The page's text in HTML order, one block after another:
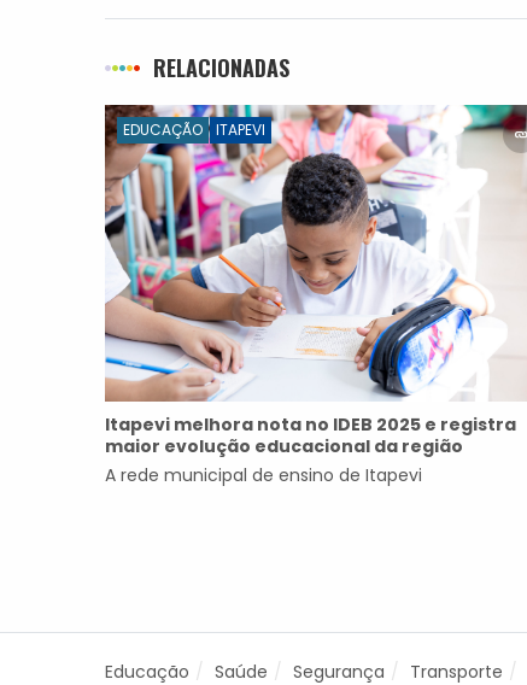
RELACIONADAS
EDUCAÇÃO ITAPEVI
Itapevi melhora nota no IDEB 2025 e registra
maior evolução educacional da região
A rede municipal de ensino de Itapevi
Educação Saúde Segurança Transporte